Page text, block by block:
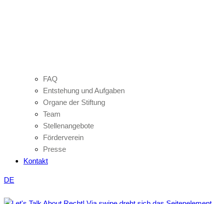
FAQ
Entstehung und Aufgaben
Organe der Stiftung
Team
Stellenangebote
Förderverein
Presse
Kontakt
DE